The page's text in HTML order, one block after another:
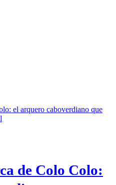
de Colo Colo: